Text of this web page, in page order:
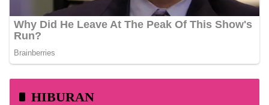
HIBURAN